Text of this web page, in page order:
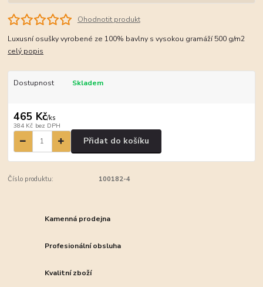
Ohodnotit produkt
Luxusní osušky vyrobené ze 100% bavlny s vysokou gramáží 500 g/m2
celý popis
Dostupnost Skladem
465 Kč/ks
384 Kč bez DPH
Přidat do košíku
Číslo produktu: 100182-4
Kamenná prodejna
Profesionální obsluha
Kvalitní zboží